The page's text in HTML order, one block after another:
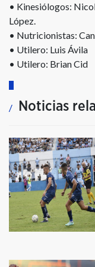
• Kinesiólogos:
López.
• Nutricionistas:
• Utilero: Luis Ávila
• Utilero: Brian Cid
Noticias